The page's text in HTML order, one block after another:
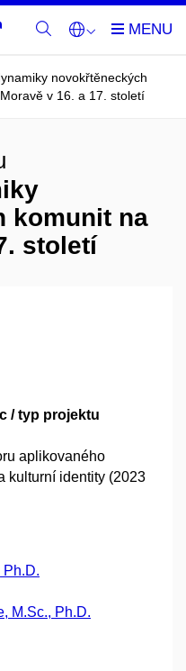
novokřtěneckých
v 16. a 17. století
komunit na
století
/ typ projektu
aplikovaného
kulturní identity (2023
Ph.D.
M.Sc., Ph.D.